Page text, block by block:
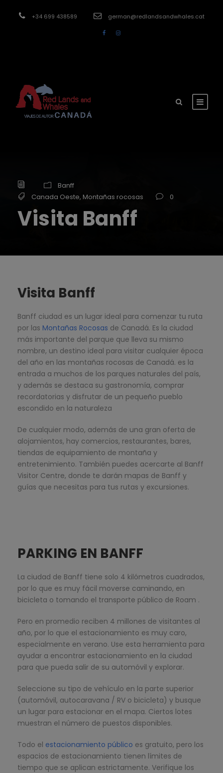
+34 699 438589 german@redlandsandwhales.cat
Banff
Canada Oeste, Montañas rocosas 0
Visita Banff
Visita Banff
Banff ciudad es un lugar ideal para comenzar tu ruta
por las Montañas Rocosas de Canadá. Es la ciudad
más importante del parque que lleva su mismo
nombre, un destino ideal para visitar cualquier época
del año en las montañas rocosas de Canadá. es la
entrada a muchos de los parques naturales del país,
y además se destaca su gastronomía, comprar
recordatorias y disfrutar de un pequeño pueblo
escondido en la naturaleza
De cualquier modo, además de una gran oferta de
alojamientos, hay comercios, restaurantes, bares,
tiendas de equipamiento de montaña y
entretenimiento. También puedes acercarte al Banff
Visitor Centre, donde te darán mapas de Banff y
guías que necesitas para tus rutas y excursiones.
PARKING EN BANFF
La ciudad de Banff tiene solo 4 kilómetros cuadrados,
por lo que es muy fácil moverse caminando, en
bicicleta o tomando el transporte público de Roam .
Pero en promedio reciben 4 millones de visitantes al
año, por lo que el estacionamiento es muy caro,
especialmente en verano. Use esta herramienta para
ayudar a encontrar estacionamiento en la ciudad
para que pueda salir de su automóvil y explorar.
Seleccione su tipo de vehículo en la parte superior
(automóvil, autocaravana / RV o bicicleta) y busque
un lugar para estacionar en el mapa. Ciertos lotes
muestran el número de puestos disponibles.
Todo el estacionamiento público es gratuito, pero los
espacios de estacionamiento tienen límites de
tiempo que se aplican estrictamente. Verifique los